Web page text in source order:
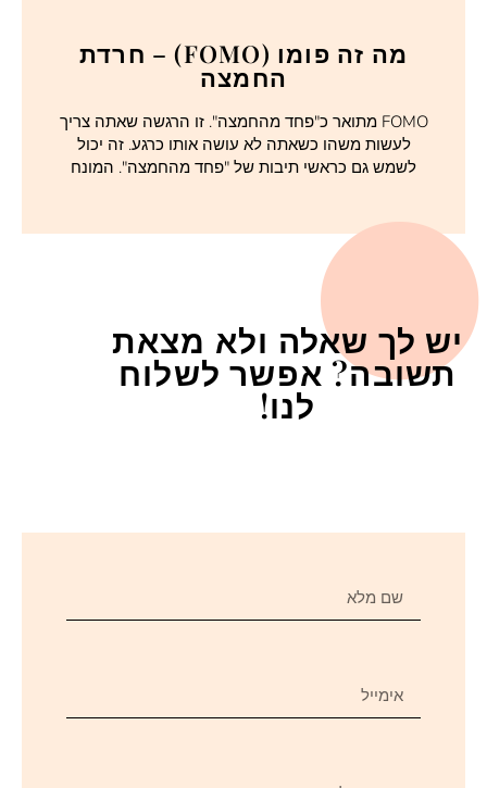
מה זה פומו (FOMO) – חרדת
החמצה
FOMO מתואר כ"פחד מהחמצה". זו הרגשה שאתה צריך
לעשות משהו כשאתה לא עושה אותו כרגע. זה יכול
לשמש גם כראשי תיבות של "פחד מהחמצה". המונח
יש לך שאלה ולא מצאת
תשובה? אפשר לשלוח
לנו!